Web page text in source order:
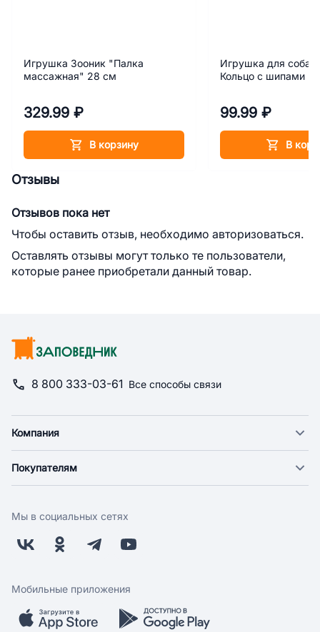
Игрушка Зооник "Палка
массажная" 28 см
329.99 ₽
В корзину
Игрушка для собак
Кольцо с шипами
99.99 ₽
В
Отзывы
Отзывов пока нет
Чтобы оставить отзыв, необходимо авторизоваться.
Оставлять отзывы могут только те пользователи,
которые ранее приобретали данный товар.
8 800 333-03-61 Все способы связи
Компания
Новости
Поставщикам
Заводчикам
Обратная связь
Покупателям
Оплата
Бонусная программа
Скидки и акции
Мобильное приложение
Мы в социальных сетях
Мобильные приложения